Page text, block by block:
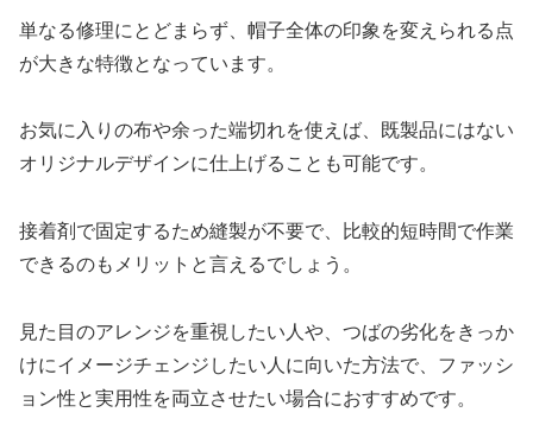
単なる修理にとどまらず、帽子全体の印象を変えられる点
が大きな特徴となっています。
お気に入りの布や余った端切れを使えば、既製品にはない
オリジナルデザインに仕上げることも可能です。
接着剤で固定するため縫製が不要で、比較的短時間で作業
できるのもメリットと言えるでしょう。
見た目のアレンジを重視したい人や、つばの劣化をきっか
けにイメージチェンジしたい人に向いた方法で、ファッシ
ョン性と実用性を両立させたい場合におすすめです。